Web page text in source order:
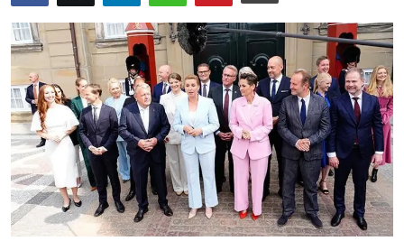
Spor Haberleri
Teknoloji Haberleri
Dünya Haberleri
Çerkezköy